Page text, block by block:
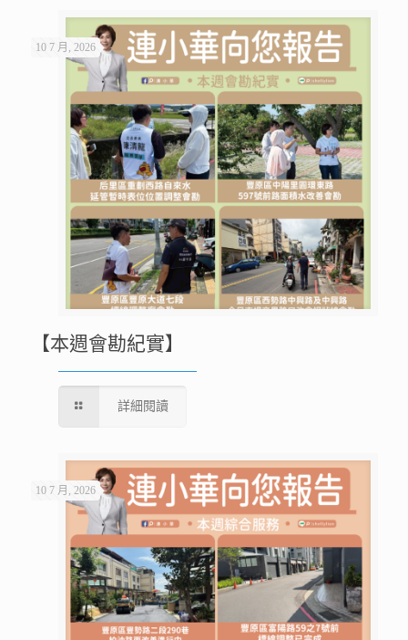
10 7 月, 2026
【本週會勘紀實】
詳細閱讀
10 7 月, 2026